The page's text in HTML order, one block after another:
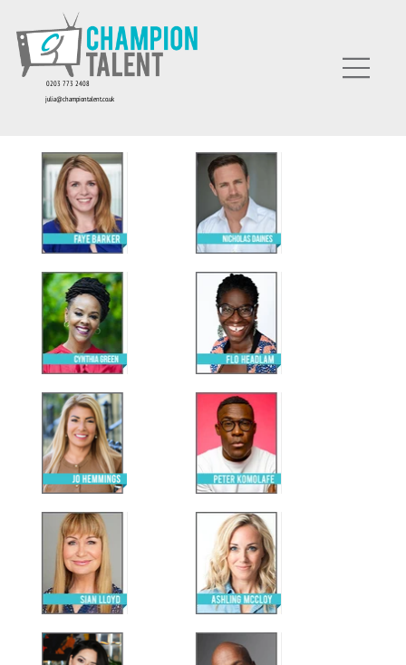
0203 773 2408
julia@championtalent.co.uk